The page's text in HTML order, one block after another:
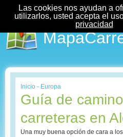
Inicio - Europa
Guía de
carreteras en
Una muy buena opción de cara a
Las cookies nos ayudan a
utilizarlos, usted acepta el
privacidad